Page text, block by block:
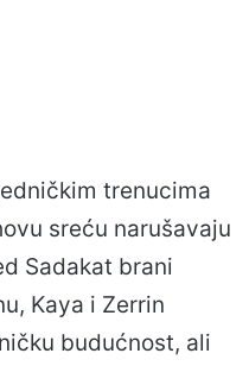
trenucima
sreću narušavaju
Sadakat brani
Kaya i Zerrin
budućnost, ali